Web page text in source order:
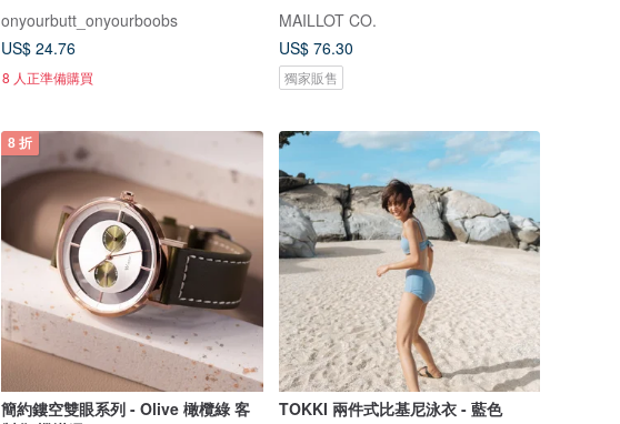
onyourbutt_onyourboobs
US$ 24.76
8 人正準備購買
MAILLOT CO.
US$ 76.30
獨家販售
8 折
簡約鏤空雙眼系列 - Olive 橄欖綠 客
TOKKI 兩件式比基尼泳衣 - 藍色